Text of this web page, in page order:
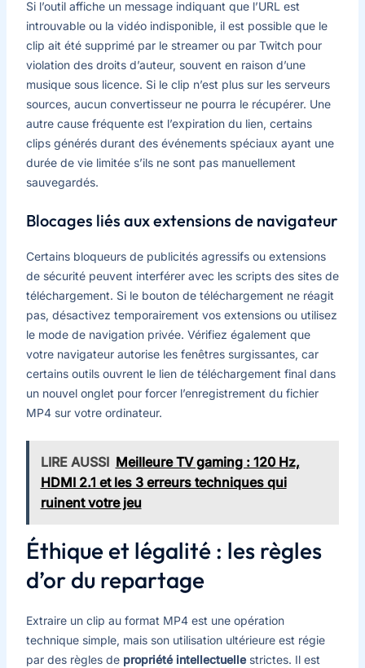
Si l’outil affiche un message indiquant que l’URL est
introuvable ou la vidéo indisponible, il est possible que le
clip ait été supprimé par le streamer ou par Twitch pour
violation des droits d’auteur, souvent en raison d’une
musique sous licence. Si le clip n’est plus sur les serveurs
sources, aucun convertisseur ne pourra le récupérer. Une
autre cause fréquente est l’expiration du lien, certains
clips générés durant des événements spéciaux ayant une
durée de vie limitée s’ils ne sont pas manuellement
sauvegardés.
Blocages liés aux extensions de navigateur
Certains bloqueurs de publicités agressifs ou extensions
de sécurité peuvent interférer avec les scripts des sites de
téléchargement. Si le bouton de téléchargement ne réagit
pas, désactivez temporairement vos extensions ou utilisez
le mode de navigation privée. Vérifiez également que
votre navigateur autorise les fenêtres surgissantes, car
certains outils ouvrent le lien de téléchargement final dans
un nouvel onglet pour forcer l’enregistrement du fichier
MP4 sur votre ordinateur.
LIRE AUSSI Meilleure TV gaming : 120 Hz,
HDMI 2.1 et les 3 erreurs techniques qui
ruinent votre jeu
Éthique et légalité : les règles
d’or du repartage
Extraire un clip au format MP4 est une opération
technique simple, mais son utilisation ultérieure est régie
par des règles de propriété intellectuellestrictes. Il est